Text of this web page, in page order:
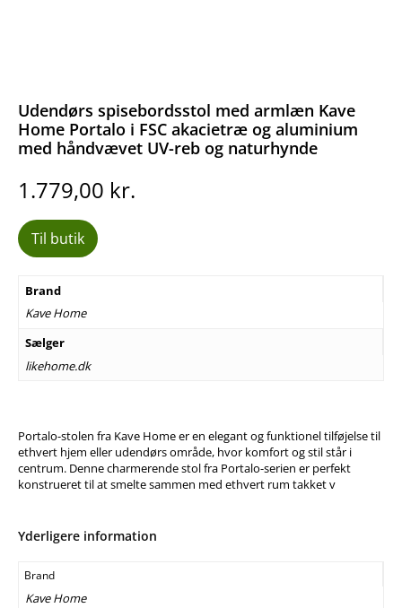
Udendørs spisebordsstol med armlæn Kave
Home Portalo i FSC akacietræ og aluminium
med håndvævet UV-reb og naturhynde
1.779,00 kr.
Til butik
Brand
Kave Home
Sælger
likehome.dk
Portalo-stolen fra Kave Home er en elegant og funktionel tilføjelse til
ethvert hjem eller udendørs område, hvor komfort og stil står i
centrum. Denne charmerende stol fra Portalo-serien er perfekt
konstrueret til at smelte sammen med ethvert rum takket v
Yderligere information
Brand
Kave Home